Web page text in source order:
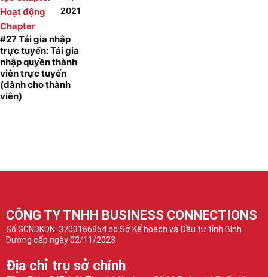
Hoạt động
Chapter
2021
#27 Tái gia nhập
trực tuyến: Tái gia
nhập quyền thành
viên trực tuyến
(dành cho thành
viên)
CÔNG TY TNHH BUSINESS CONNECTIONS
Số GCNDKDN: 3703166854 do Sở Kế hoạch và Đầu tư tỉnh Bình
Dương cấp ngày 02/11/2023
Địa chỉ trụ sở chính